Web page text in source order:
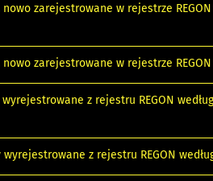
zarejestrowane w rejestrze
zarejestrowane w rejestrze
z rejestru REGON
z rejestru REGON